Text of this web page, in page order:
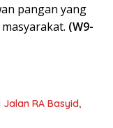
pangan yang
(W9-
RA Basyid,